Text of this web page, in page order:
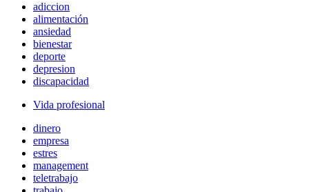
adiccion
alimentación
ansiedad
bienestar
deporte
depresion
discapacidad
Vida profesional
dinero
empresa
estres
management
teletrabajo